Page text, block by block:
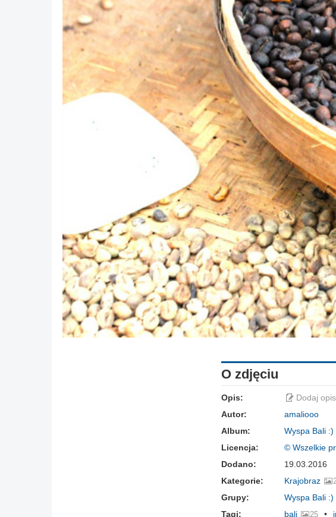
O zdjęciu
Opis:
Dodaj opis
Autor:
amaliooo
Album:
Wyspa Bali :)
Licencja:
© Wszelkie
Dodano:
19.03.2016
Kategorie:
Krajobraz
Grupy: Wyspa Bali :)
Tagi: bali 25